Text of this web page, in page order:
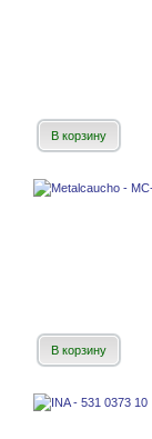
В корзину
В корзину